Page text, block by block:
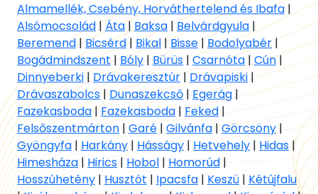
Almamellék, Csebény, Horváthertelend és Ibafa |
Alsómocsolád|Áta|Baksa|Belvárdgyula |
Beremend|Bicsérd|Bikal|Bisse|Bodolyabér|
Bogádmindszent|Bóly|Bürüs|Csarnóta |Cún|
Dinnyeberki|Drávakeresztúr|Drávapiski|
Drávaszabolcs|Dunaszekcső|Egerág|
Fazekasboda|Fazekasboda|Feked|
Felsőszentmárton|Garé|Gilvánfa|Görcsöny|
Gyöngyfa|Harkány|Hásságy |Hetvehely | Hidas|
Himesháza|Hirics| Hobol | Homorúd|
Hosszúhetény | Husztót | Ipacsfa | Keszü | Kétújfalu